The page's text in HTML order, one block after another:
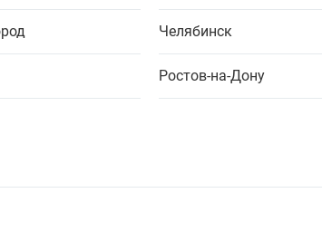
Челябинск
Ростов-на-Дону